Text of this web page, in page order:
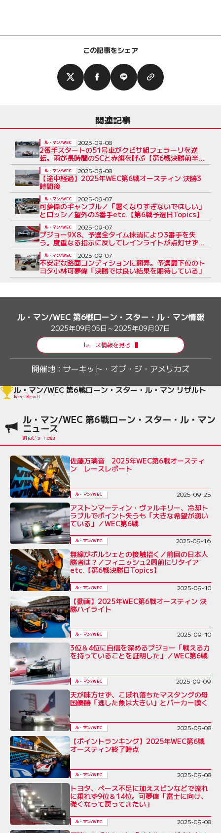
この記事をシェア
関連記事
2番手スタートの51号車がクビサ組フェラーリを逆
転。雨が長時間のSCと赤旗を呼ぶ【第6戦決勝前半レ
ポート】
ル・マン/WEC 2025-09-08
【途中経過】2025年WEC第6戦オースティン 決勝3
時間後
ル・マン/WEC 2025-09-08
可夢偉のギャンブル／「暑くなりすぎないでほしい」
とロッシ／望外の3番手etc.【第6戦予選日Topics】
ル・マン/WEC 2025-09-07
プジョー9X8、予選全タイム抹消により3番手を失
う。度重なる指示に反してレインライトが点灯せず／
第6戦
ル・マン/WEC 2025-09-07
不安定な路面コンディションに翻弄。予選最下位のト
ヨタ小林可夢偉「決勝では良い結果を期待している」
ル・マン/WEC 2025-09-07
ル・マン/WEC 第6戦ローン・スター・ル・マン情報
2025年09月05日～2025年09月07日
レース情報を見る
開催地： サーキット・オブ・ジ・アメリカズ
ル・マン/WEC 第6戦ローン・スター・ル・マン リザルト
Race Result
ル・マン/WEC 第6戦ローン・スター・ル・マン
ニュース
佐藤万璃音 2025年WEC第6戦オースティ
ン レースレポート
ル・マン/WEC 2025-09-25
アストンマーティン・ヴァルキリー、冷却ト
ラブルでポイント失うも「大きな希望が湧い
ている」／WEC第6戦
ル・マン/WEC 2025-09-16
無線がポルシェとの接触招く／前回の日本人
勝者は？／フィニッシュ2周前にリタイア
etc.【第6戦決勝日Topics】
ル・マン/WEC 2025-09-10
【動画】2025年WEC第6戦オースティン 決
勝ハイライト
ル・マン/WEC 2025-09-10
3位＆4位に自信を深めるプジョー「戦える力
を持っていることを証明した」／WEC第6戦
ル・マン/WEC 2025-09-09
天が味方せず、こぼれ落ちたマスタングの母
国優勝「逃した魚は大きい」とバーカー嘆く
ル・マン/WEC 2025-09-08
【ポイントランキング】2025年WEC第6戦
オースティン終了時点
ル・マン/WEC 2025-09-08
トヨタ、ペース不足に加えスピンなどで流れ
に乗れず9位＆14位。可夢偉「富士に向け、
強くなって戻ってきたい」
ル・マン/WEC 2025-09-08